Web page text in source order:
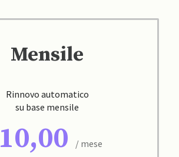
Mensile
Rinnovo automatico
su base mensile
10,00 / mese